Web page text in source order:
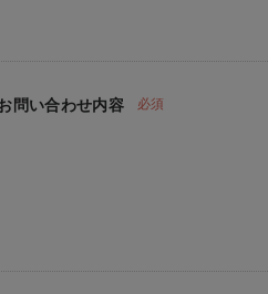
問い合わせ内容 必須